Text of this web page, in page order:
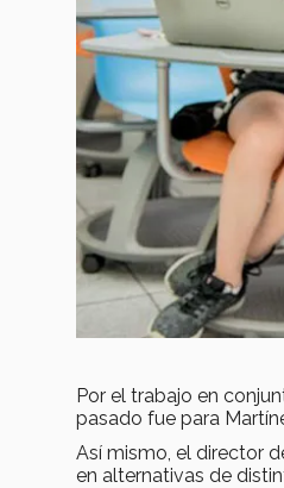
Por el trabajo en
pasado fue para
Así mismo, el director
en alternativas de